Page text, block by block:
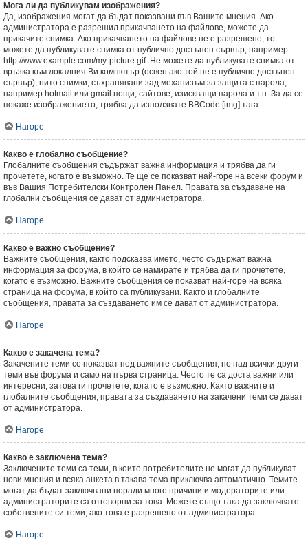
Мога ли да публикувам изображения?
Да, изображения могат да бъдат показвани във Вашите мнения. Ако
администратора е разрешил прикачването на файлове, можете да
прикачите снимка. Ако прикачването на файлове не е разрешено, то
можете да публикувате снимка от публично достъпен сървър, например
http://www.example.com/my-picture.gif. Не можете да публикувате снимка от
връзка към локалния Ви компютър (освен ако той не е публично достъпен
сървър), нито снимки, съхранявани зад механизъм за защита с парола,
например hotmail или gmail пощи, сайтове, изискващи парола и т.н. За да се
покаже изображението, трябва да използвате BBCode [img] тага.
Нагоре
Какво е глобално съобщение?
Глобалните съобщения съдържат важна информация и трябва да ги
прочетете, когато е възможно. Те ще се показват най-горе на всеки форум и
във Вашия Потребителски Контролен Панел. Правата за създаване на
глобални съобщения се дават от администратора.
Нагоре
Какво е важно съобщение?
Важните съобщения, както подсказва името, често съдържат важна
информация за форума, в който се намирате и трябва да ги прочетете,
когато е възможно. Важните съобщения се показват най-горе на всяка
страница на форума, в който са публикувани. Както и глобалните
съобщения, правата за създаването им се дават от администратора.
Нагоре
Какво е закачена тема?
Закачените теми се показват под важните съобщения, но над всички други
теми във форума и само на първа страница. Често те са доста важни или
интересни, затова ги прочетете, когато е възможно. Както важните и
глобалните съобщения, правата за създаването на закачени теми се дават
от администратора.
Нагоре
Какво е заключена тема?
Заключените теми са теми, в които потребителите не могат да публикуват
нови мнения и всяка анкета в такава тема приключва автоматично. Темите
могат да бъдат заключвани поради много причини и модераторите или
администраторите са отговорни за това. Можете също така да заключвате
собствените си теми, ако това е разрешено от администратора.
Нагоре